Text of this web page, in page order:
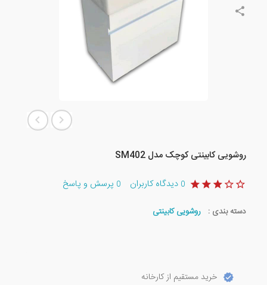
روشویی کابینتی کوچک مدل SM402
0 دیدگاه کاربران 0 پرسش و پاسخ
دسته بندی : روشویی کابینتی
خرید مستقیم از کارخانه